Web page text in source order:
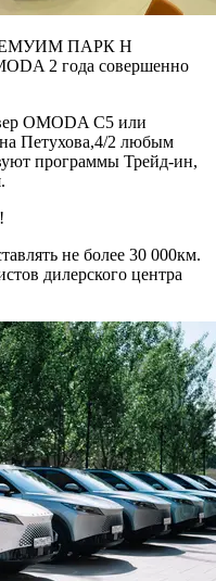
ПАРК Н
2 года совершенно
OMODA C5 или
Петухова,4/2 любым
программы Трейд-ин,
не более 30 000км.
дилерского центра